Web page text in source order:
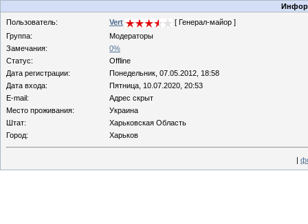
Пользователь:
Vert
[ Генерал-майор ]
Группа:
Модераторы
Замечания:
0%
Статус:
Offline
Дата регистрации:
Понедельник, 07.05.2012, 18:58
Дата входа:
Пятница, 10.07.2020, 20:53
E-mail:
Адрес скрыт
Место проживания:
Украина
Штат:
Харьковская Область
Город:
Харьков